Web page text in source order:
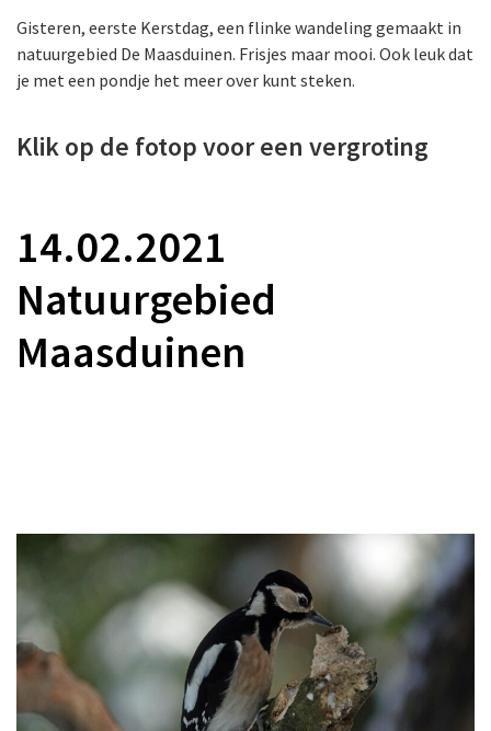
Gisteren, eerste Kerstdag, een flinke wandeling gemaakt in
natuurgebied De Maasduinen. Frisjes maar mooi. Ook leuk dat
je met een pondje het meer over kunt steken.
Klik op de fotop voor een vergroting
14.02.2021
Natuurgebied
Maasduinen